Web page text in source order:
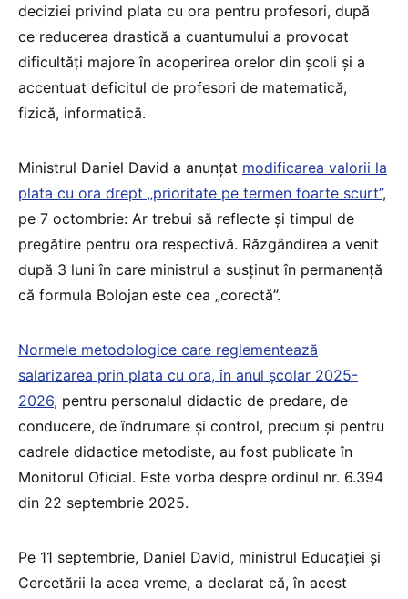
deciziei privind plata cu ora pentru profesori, după
ce reducerea drastică a cuantumului a provocat
dificultăți majore în acoperirea orelor din școli și a
accentuat deficitul de profesori de matematică,
fizică, informatică.
Ministrul Daniel David a anunțat modificarea valorii la
plata cu ora drept „prioritate pe termen foarte scurt”,
pe 7 octombrie: Ar trebui să reflecte și timpul de
pregătire pentru ora respectivă. Răzgândirea a venit
după 3 luni în care ministrul a susținut în permanență
că formula Bolojan este cea „corectă”.
Normele metodologice care reglementează
salarizarea prin plata cu ora, în anul școlar 2025-
2026, pentru personalul didactic de predare, de
conducere, de îndrumare și control, precum și pentru
cadrele didactice metodiste, au fost publicate în
Monitorul Oficial. Este vorba despre ordinul nr. 6.394
din 22 septembrie 2025.
Pe 11 septembrie, Daniel David, ministrul Educației și
Cercetării la acea vreme, a declarat că, în acest